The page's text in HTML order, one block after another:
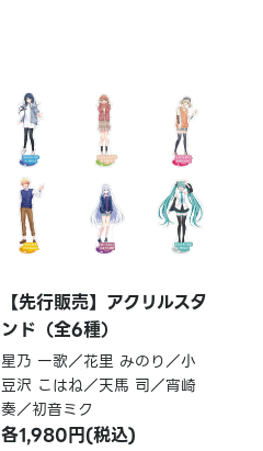
【先行販売】アクリルスタ
ンド（全6種）
星乃 一歌／花里 みのり／小
豆沢 こはね／天馬 司／宵崎
奏／初音ミク
各1,980円(税込)